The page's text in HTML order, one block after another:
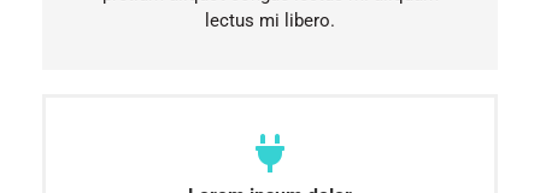
lectus mi libero.